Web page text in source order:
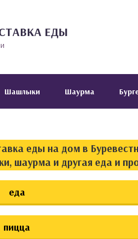
ЕДЫ
Шашлыки Шаурма
еды на дом в
шаурма и другая еда и
еда
пицца